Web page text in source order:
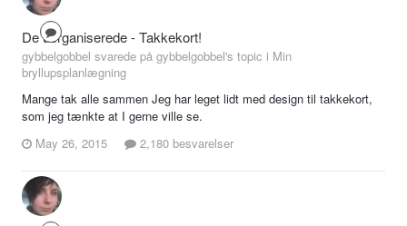
De uorganiserede - Takkekort!
gybbelgobbel svarede på gybbelgobbel's topic i Min
bryllupsplanlægning
Mange tak alle sammen Jeg har leget lidt med design til takkekort,
som jeg tænkte at I gerne ville se.
May 26, 2015
2,180 besvarelser